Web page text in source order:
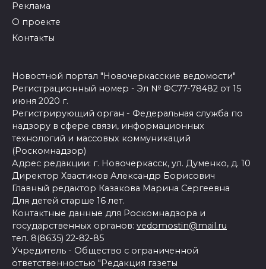
Реклама
О проекте
Контакты
Новостной портал "Новочеркасские ведомости"
Регистрационный номер - Эл № ФС77-78482 от 15
июня 2020 г.
Регистрирующий орган - Федеральная служба по
надзору в сфере связи, информационных
технологий и массовых коммуникаций
(Роскомнадзор)
Адрес редакции: г. Новочеркасск, ул. Думенко, д. 10
Директор Хвастиков Александр Борисович
Главный редактор Казакова Марина Сергеевна
Для детей старше 16 лет.
Контактные данные для Роскомнадзора и
государственных органов: vedomostin@mail.ru
тел. 8(8635) 22-82-85
Учредитель - Общество с ограниченной
ответственностью "Редакция газеты